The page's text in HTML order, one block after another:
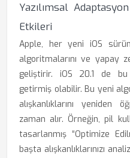
Yazılımsal
Etkileri
Apple, her yeni iOS
algoritmalarını ve yapay
geliştirir. iOS 20.1 de
getirmiş olabilir. Bu yeni
alışkanlıklarını yeniden
zaman alır. Örneğin, pil
tasarlanmış “Optimize
başta alışkanlıklarınızı